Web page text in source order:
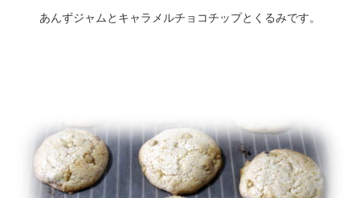
あんずジャムとキャラメルチョコチップとくるみです。